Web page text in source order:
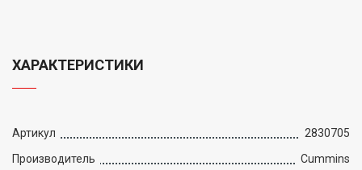
ХАРАКТЕРИСТИКИ
Артикул
2830705
Производитель
Cummins